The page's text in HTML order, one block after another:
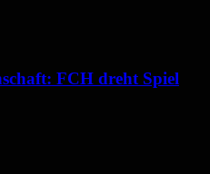
FCH dreht Spiel